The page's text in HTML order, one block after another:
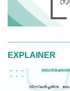
EXPLAINER